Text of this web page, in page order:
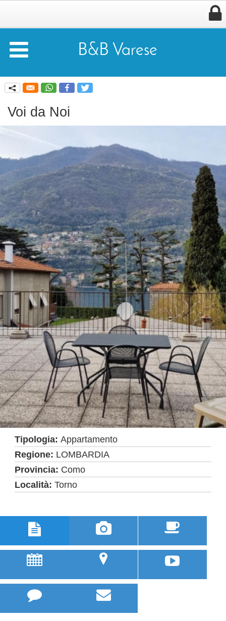

 B&B Varese
q
Voi da Noi
Tipologia:Appartamento
Regione: LOMBARDIA
Provincia: Como
Località:Torno
  
; u 
 